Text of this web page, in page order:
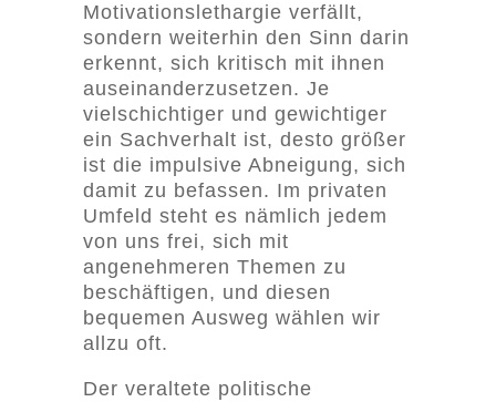
Motivationslethargie verfällt,
sondern weiterhin den Sinn darin
erkennt, sich kritisch mit ihnen
auseinanderzusetzen. Je
vielschichtiger und gewichtiger
ein Sachverhalt ist, desto größer
ist die impulsive Abneigung, sich
damit zu befassen. Im privaten
Umfeld steht es nämlich jedem
von uns frei, sich mit
angenehmeren Themen zu
beschäftigen, und diesen
bequemen Ausweg wählen wir
allzu oft.
Der veraltete politische